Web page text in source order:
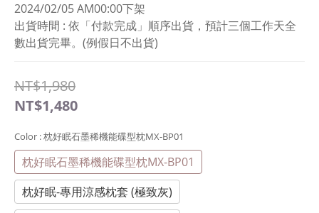
2024/02/05 AM00:00下架
出貨時間 : 依「付款完成」順序出貨，預計三個工作天全
數出貨完畢。(例假日不出貨)
NT$1,980
NT$1,480
Color : 枕好眠石墨稀機能碟型枕MX-BP01
枕好眠石墨稀機能碟型枕MX-BP01
枕好眠-專用涼感枕套 (極致灰)